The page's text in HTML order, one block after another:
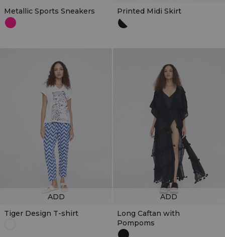
Metallic Sports Sneakers
Printed Midi Skirt
Tiger Design T-shirt
ADD
Long Caftan with
Pompoms
ADD